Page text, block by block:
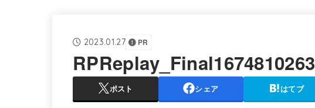
2023.01.27 PR
RPReplay_Final1674810263
ポスト シェア はてブ